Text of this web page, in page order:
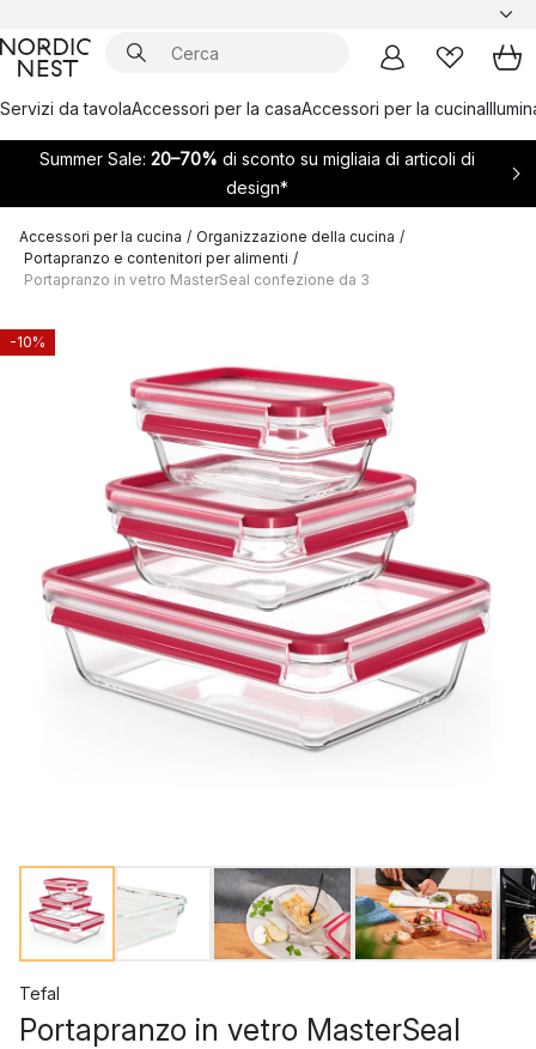
Servizi da tavolaAccessori per la casaAccessori per la cucina
Summer Sale: 20–70% di sconto su migliaia di articoli di
design*
Accessori per la cucina / Organizzazione della cucina /
Portapranzo e contenitori per alimenti /
Portapranzo in vetro MasterSeal confezione da 3
-10%
Tefal
Portapranzo in vetro MasterSeal